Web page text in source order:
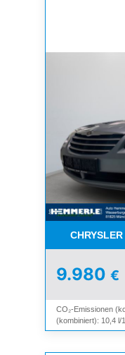
9.980 €
CO₂-Emissionen
(kombiniert): 10,4 l/